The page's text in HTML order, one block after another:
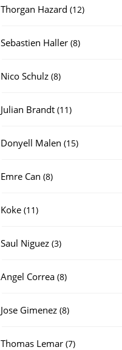
Thorgan Hazard 1212
Sebastien Haller 88
Nico Schulz 88
Julian Brandt 1111
Donyell Malen 1515
Emre Can 88
Koke 1111
Saul Niguez 33
Angel Correa 88
Jose Gimenez 88
Thomas Lemar 77